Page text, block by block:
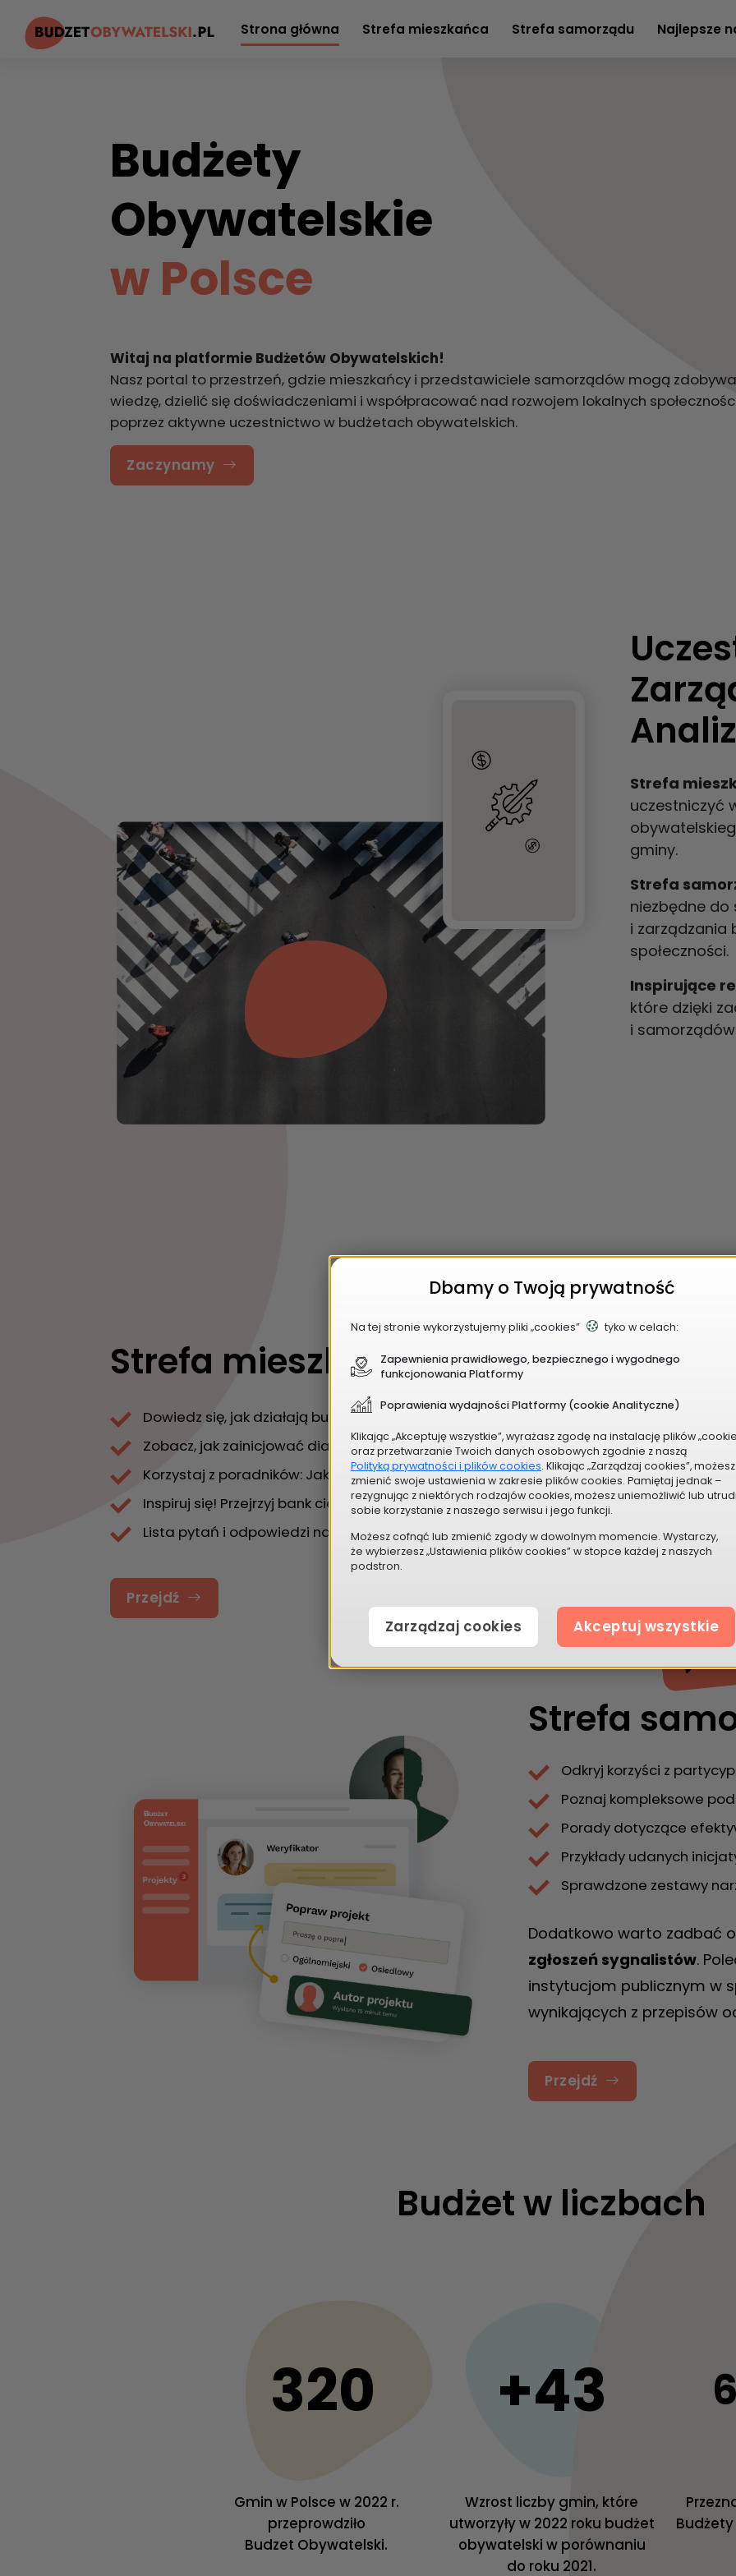
Strona główna Strefa mieszkańca Strefa samorządu Najlepsze
Budżety
Obywatelskie
w Polsce
Witaj na platformie Budżetów Obywatelskich!
Nasz portal to przestrzeń, gdzie mieszkańcy i przedstawiciele samorządów mogą
wiedzę, dzielić się doświadczeniami i współpracować nad rozwojem lokalnych
poprzez aktywne uczestnictwo w budżetach obywatelskich.
Zaczynamy
Strefa
uczestniczyć
gminy.
Strefa
niezbędne do
i zarządzania
społeczności.
Inspirujące
które dzięki
i samorządów
Strefa mieszkańca
Dowiedz się, jak działają budżety obywatelskie
Zobacz, jak zainicjować dialog o BO w gminie
Korzystaj z poradników: Jak zgłaszać i promować projekty?
Inspiruj się! Przejrzyj bank ciekawych pomysłów na projekty.
Lista pytań i odpowiedzi na najczęściej zadawane pytania
Przejdź
Strefa
Odkryj korzyści z
Poznaj kompleksowe
Porady dotyczące
Przykłady udanych
Sprawdzone zestawy
Dodatkowo warto zadbać
zgłoszeń sygnalistów.
instytucjom publicznym w
wynikających z przepisów
Przejdź
Budżet w liczbach
320
Gmin w Polsce w 2022 r.
przeprowdziło
Budzet Obywatelski.
+43
Wzrost liczby gmin, które
utworzyły w 2022 roku budżet
obywatelski w porównaniu
do roku 2021.
Dbamy o Twoją prywatność
Na tej stronie wykorzystujemy pliki „cookies” tyko w celach:
Zapewnienia prawidłowego, bezpiecznego i wygodnego
funkcjonowania Platformy
Poprawienia wydajności Platformy (cookie Analityczne)
Klikając „Akceptuję wszystkie”, wyrażasz zgodę na instalację plików
oraz przetwarzanie Twoich danych osobowych zgodnie z naszą
Polityką prywatności i plików cookies. Klikając „Zarządzaj cookies”, możesz
zmienić swoje ustawienia w zakresie plików cookies. Pamiętaj jednak –
rezygnując z niektórych rodzajów cookies, możesz uniemożliwić lub
sobie korzystanie z naszego serwisu i jego funkcji.
Możesz cofnąć lub zmienić zgody w dowolnym momencie. Wystarczy,
że wybierzesz „Ustawienia plików cookies” w stopce każdej z naszych
podstron.
Zarządzaj cookies Akceptuj wszystkie